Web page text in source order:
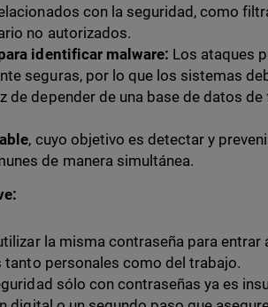
con la seguridad, como
no autorizados.
identificar malware: Los ataques
seguras, por lo que los sistemas
de depender de una base de datos
, cuyo objetivo es detectar y
de manera simultánea.
la misma contraseña para
personales como del trabajo.
sólo con contraseñas ya es